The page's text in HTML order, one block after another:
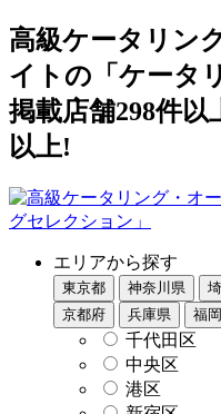
高級ケータリン
イトの「ケータ
掲載店舗298件以
以上!
エリアから探す
東京都 神奈川県
京都府
兵庫県 福
千代田区
中央区
港区